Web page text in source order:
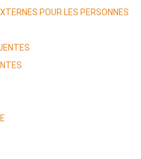
POUR LES PERSONNES